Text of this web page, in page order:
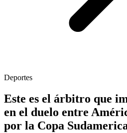
Deportes
Este es el árbitro que
en el duelo entre
por la Copa